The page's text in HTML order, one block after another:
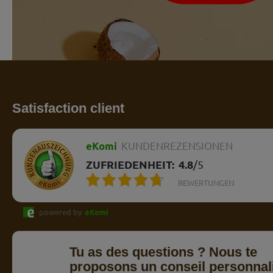
Satisfaction client
eKomi KUNDENREZENSIONEN
ZUFRIEDENHEIT: 4.8/5
BEWERTUNGEN
powered by eKomi
Tu as des questions ? Nous te
proposons un conseil